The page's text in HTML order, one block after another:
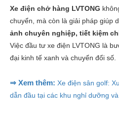
Xe điện chở hàng LVTONG
chuyển, mà còn là giải pháp giúp
ảnh chuyên nghiệp, tiết kiệm
Việc đầu tư xe điện LVTONG là
đại kinh tế xanh và chuyển đổi số.
⇒ Xem thêm: Xe điện sân golf:
dẫn đầu tại các khu nghỉ dưỡng